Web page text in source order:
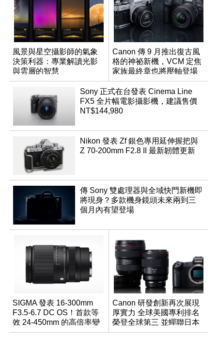
風景與星空攝影師的氣象
決策利器：專業解讀光影
與雲層的智慧
App「Atmos」登場
Canon 傳 9 月推出復古風
格的神祕新機，VCM 定焦
家族最終章也將壓軸登場
Sony 正式在台發表 Cinema Line
FX5 全片幅電影攝影機，建議售價
NT$144,980
Nikon 發表 Zf 銀色專用延伸握把與
Z 70-200mm F2.8 II 最新韌體更新
傳 Sony 雙處理器與全域快門新機即
將現身？多款機身鏡頭未來兩到三
個月內有望登場
SIGMA 發表 16-300mm
F3.5-6.7 DC OS！首款等
效 24-450mm 的高倍率變
焦旅遊鏡頭
Canon 研發創新再次展現
厚實力 全球美國專利排名
榮登全球第三 並蟬聯日本
企業排名榜首